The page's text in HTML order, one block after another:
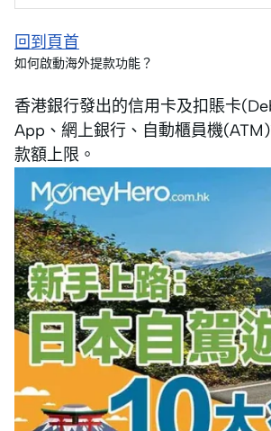
回到頁首
如何啟動海外提款功能？
香港銀行發出的信用卡及扣賬卡
App、網上銀行、自動櫃員機
款額上限。